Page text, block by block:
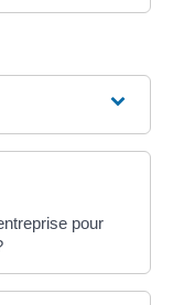
pour